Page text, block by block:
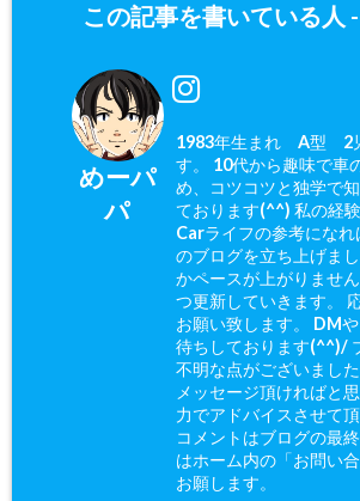
この記事を書いている人 -
めーパ
パ
1983年生まれ A型 2
す。 10代から趣味で車
め、コツコツと独学で
ております(^^) 私の経
Carライフの参考になれ
のブログを立ち上げま
かペースが上がりませ
つ更新していきます。
お願い致します。 DM
待ちしております(^^)/
不明な点がございまし
メッセージ頂ければと
力でアドバイスさせて
コメントはブログの最
はホーム内の「お問い
お願します。